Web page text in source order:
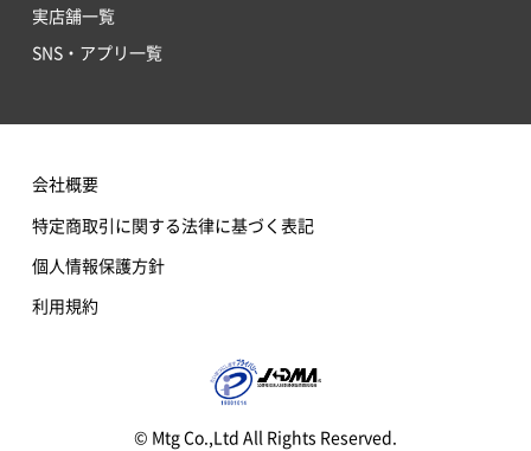
実店舗一覧
SNS・アプリ一覧
会社概要
特定商取引に関する法律に基づく表記
個人情報保護方針
利用規約
© Mtg Co.,Ltd All Rights Reserved.